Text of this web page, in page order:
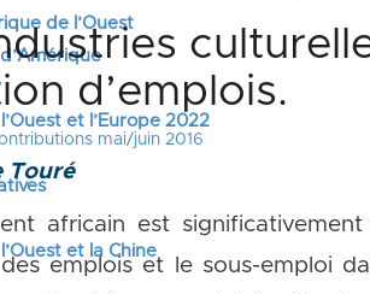
de l’Ouest
et l’Europe 2022
et la Chine
d’emplois.
mai/juin 2016
Touré
africain est
emplois et le sous-emploi